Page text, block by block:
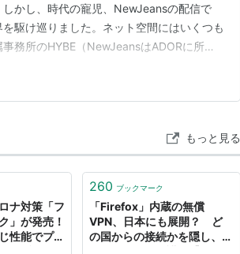
かし、時代の寵児、NewJeansの配信で
駆け巡りました。ネット空間にはいくつも
務所のHYBE（NewJeansはADORに所
会社に対する信頼を失ってます。育ての親
もっと見る
ナ対策「フ
」が発売！
性能でプラ
260 ブックマーク
「Firefox」内蔵の無償
VPN、日本にも展開？ ど
の国からの接続かを隠し、プ